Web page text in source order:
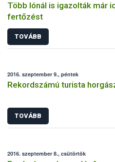
Több lónál is igazolták már
fertőzést
TOVÁBB
2016. szeptember 9., péntek
Rekordszámú turista
TOVÁBB
2016. szeptember 8., csütörtök